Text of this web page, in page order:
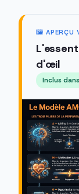
🖼️ APERÇU
d'œil
Inclus